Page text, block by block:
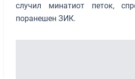
случил минатиот петок,
поранешен ЗИК.